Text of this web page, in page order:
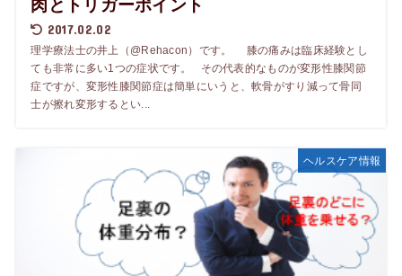
肉とトリガーポイント
2017.02.02
理学療法士の井上（@Rehacon）です。 膝の痛みは臨床経験とし
ても非常に多い1つの症状です。 その代表的なものが変形性膝関節
症ですが、変形性膝関節症は簡単にいうと、軟骨がすり減って骨同
士が擦れ変形するとい...
ヘルスケア情報